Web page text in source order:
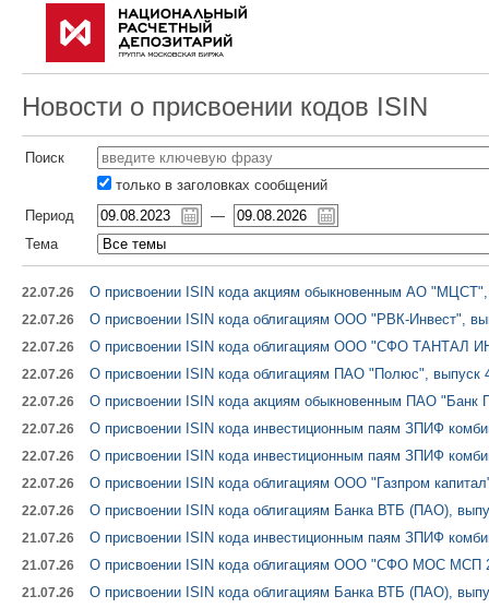
Новости о присвоении кодов ISIN
Поиск
только в заголовках сообщений
Период
—
Тема
22.07.26 О присвоении ISIN кода акциям обыкновенным АО "МЦСТ",
22.07.26 О присвоении ISIN кода облигациям ООО "РВК-Инвест",
22.07.26 О присвоении ISIN кода облигациям ООО "СФО ТАНТАЛ
22.07.26 О присвоении ISIN кода облигациям ПАО "Полюс", выпуск
22.07.26 О присвоении ISIN кода акциям обыкновенным ПАО "Банк
22.07.26 О присвоении ISIN кода инвестиционным паям ЗПИФ
22.07.26 О присвоении ISIN кода инвестиционным паям ЗПИФ
22.07.26 О присвоении ISIN кода облигациям ООО "Газпром
22.07.26 О присвоении ISIN кода облигациям Банка ВТБ (ПАО),
21.07.26 О присвоении ISIN кода инвестиционным паям ЗПИФ
21.07.26 О присвоении ISIN кода облигациям ООО "СФО МОС МСП
21.07.26 О присвоении ISIN кода облигациям Банка ВТБ (ПАО),